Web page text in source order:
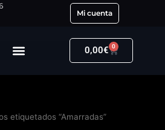
Mi cuenta
0,00€ 0
Carrito
etiquetados “Amarradas”